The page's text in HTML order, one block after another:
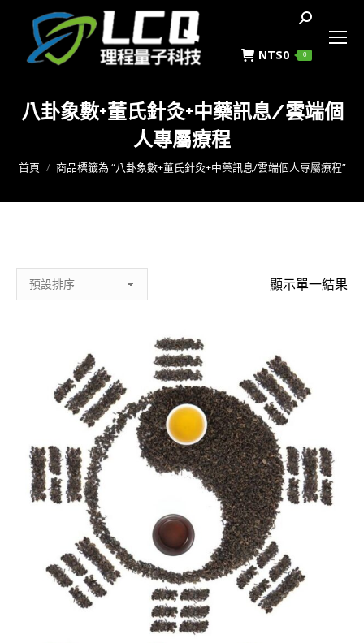
搜
NT$0 0
八卦象數+董氏針灸+中藥訊息/雲端個
人專屬療程
您在這裡：
首頁 商品標籤為 “八卦象數+董氏針灸+中藥訊息/雲端個人專屬療程”
顯示單一結果